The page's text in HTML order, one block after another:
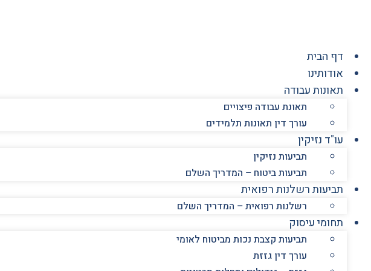
דף הבית
אודותינו
תאונות עבודה
תאונת עבודה פיצויים
עורך דין תאונות תלמידים
עו"ד נזיקין
תביעות נזיקין
תביעות ביטוח – המדריך השלם
תביעות רשלנות רפואית
רשלנות רפואית – המדריך השלם
תחומי עיסוק
תביעות קצבת נכות מביטוח לאומי
עורך דין גזזת